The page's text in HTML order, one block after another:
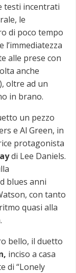
testi incentrati
le
di poco tempo
alle prese con
anche
oltre ad un
in brano.
un pezzo
e Al Green, in
protagonista
di Lee Daniels.
blues anni
con tanto
quasi alla
bello, il duetto
inciso a casa
di “Lonely